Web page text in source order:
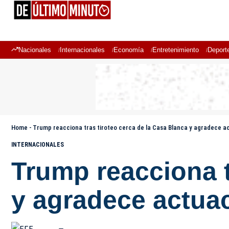
Nacionales Internacionales Economía Entretenimiento
Home - Trump reacciona tras tiroteo cerca de la Casa Blanca y agradece
INTERNACIONALES
Trump reacciona
y agradece